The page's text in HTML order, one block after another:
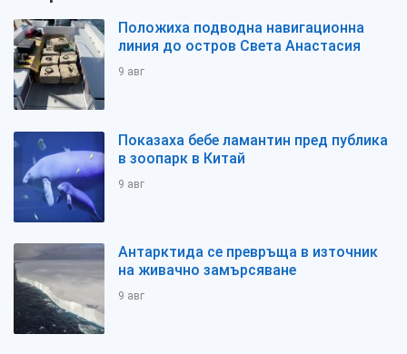
Положиха подводна навигационна
линия до остров Света Анастасия
9 авг
Показаха бебе ламантин пред публика
в зоопарк в Китай
9 авг
Антарктида се превръща в източник
на живачно замърсяване
9 авг